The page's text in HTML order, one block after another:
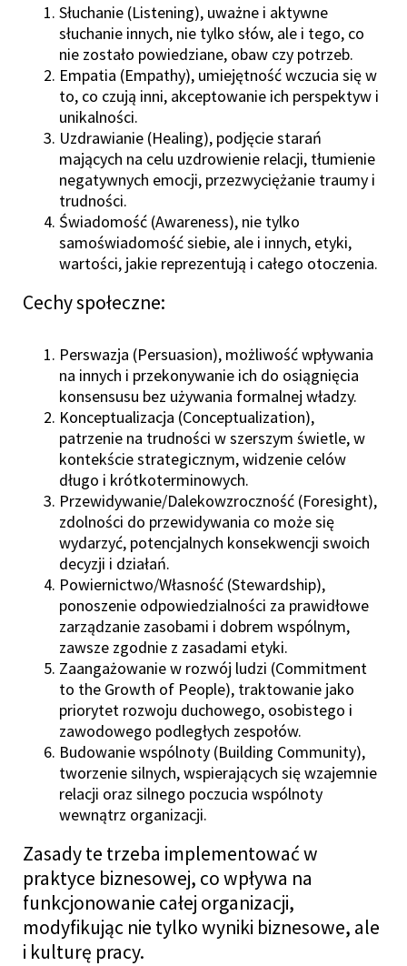
Słuchanie (Listening), uważne i aktywne
słuchanie innych, nie tylko słów, ale i tego, co
nie zostało powiedziane, obaw czy potrzeb.
Empatia (Empathy), umiejętność wczucia się w
to, co czują inni, akceptowanie ich perspektyw i
unikalności.
Uzdrawianie (Healing), podjęcie starań
mających na celu uzdrowienie relacji, tłumienie
negatywnych emocji, przezwyciężanie traumy i
trudności.
Świadomość (Awareness), nie tylko
samoświadomość siebie, ale i innych, etyki,
wartości, jakie reprezentują i całego otoczenia.
Cechy społeczne:
Perswazja (Persuasion), możliwość wpływania
na innych i przekonywanie ich do osiągnięcia
konsensusu bez używania formalnej władzy.
Konceptualizacja (Conceptualization),
patrzenie na trudności w szerszym świetle, w
kontekście strategicznym, widzenie celów
długo i krótkoterminowych.
Przewidywanie/Dalekowzroczność (Foresight),
zdolności do przewidywania co może się
wydarzyć, potencjalnych konsekwencji swoich
decyzji i działań.
Powiernictwo/Własność (Stewardship),
ponoszenie odpowiedzialności za prawidłowe
zarządzanie zasobami i dobrem wspólnym,
zawsze zgodnie z zasadami etyki.
Zaangażowanie w rozwój ludzi (Commitment
to the Growth of People), traktowanie jako
priorytet rozwoju duchowego, osobistego i
zawodowego podległych zespołów.
Budowanie wspólnoty (Building Community),
tworzenie silnych, wspierających się wzajemnie
relacji oraz silnego poczucia wspólnoty
wewnątrz organizacji.
Zasady te trzeba implementować w
praktyce biznesowej, co wpływa na
funkcjonowanie całej organizacji,
modyfikując nie tylko wyniki biznesowe, ale
i kulturę pracy.